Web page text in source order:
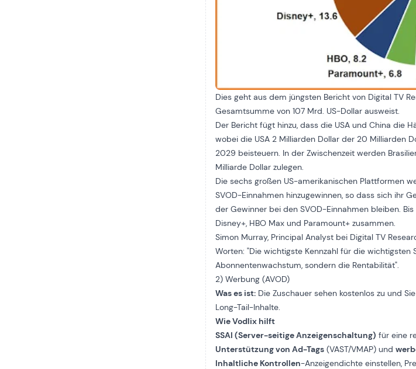
Dies geht aus dem jüngsten Bericht von Digital TV
Gesamtsumme von 107 Mrd. US-Dollar ausweist.
Der Bericht fügt hinzu, dass die USA und China die
wobei die USA 2 Milliarden Dollar der 20 Milliarden
2029 beisteuern. In der Zwischenzeit werden
Milliarde Dollar zulegen.
Die sechs großen US-amerikanischen Plattformen
SVOD-Einnahmen hinzugewinnen, so dass sich ihr
der Gewinner bei den SVOD-Einnahmen bleiben.
Disney+, HBO Max und Paramount+ zusammen.
Simon Murray, Principal Analyst bei Digital TV
Worten: "Die wichtigste Kennzahl für die
Abonnentenwachstum, sondern die Rentabilität".
2) Werbung (AVOD)
Was es ist: Die Zuschauer sehen kostenlos zu und
Long-Tail-Inhalte.
Wie Vodlix hilft
SSAI (Server-seitige Anzeigenschaltung) für eine
Unterstützung von Ad-Tags (VAST/VMAP) und
Inhaltliche Kontrollen-Anzeigendichte einstellen,